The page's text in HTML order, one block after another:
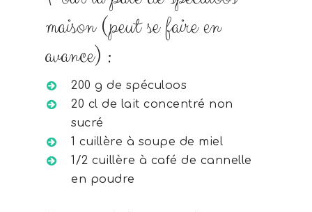
maison (peut se faire en
avance) :
200 g de spéculoos
20 cl de lait concentré non
sucré
1 cuillère à soupe de miel
1/2 cuillère à café de cannelle
en poudre